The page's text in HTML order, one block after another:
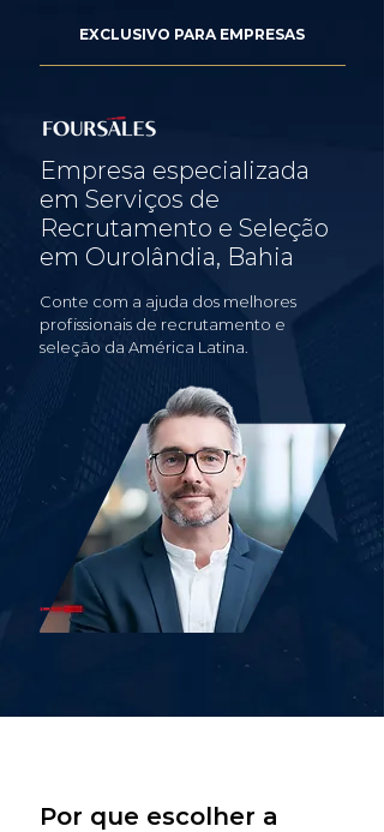
EXCLUSIVO PARA EMPRESAS
Empresa especializada
em Serviços de
Recrutamento e Seleção
em Ourolândia, Bahia
Conte com a ajuda dos melhores
profissionais de recrutamento e
seleção da América Latina.
Por que escolher a